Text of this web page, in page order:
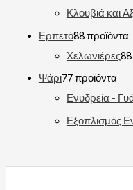
Κλουβιά και
Ερπετό88 προϊόντα
Χελωνιέρες88
Ψάρι77 προϊόντα
Ενυδρεία -
Εξοπλισμός